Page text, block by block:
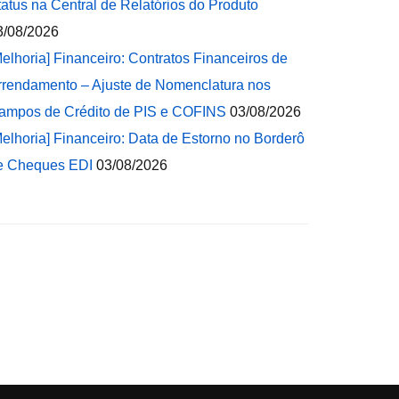
na Central de Relatórios do Produto
08/2026
Financeiro: Contratos Financeiros de
– Ajuste de Nomenclatura nos
de Crédito de PIS e COFINS 03/08/2026
Financeiro: Data de Estorno no Borderô
Cheques EDI 03/08/2026